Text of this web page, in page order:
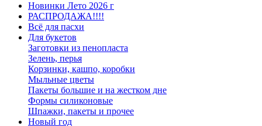
Новинки Лето 2026 г
РАСПРОДАЖА!!!!
Всё для пасхи
Для букетов
Заготовки из пенопласта
Зелень, перья
Корзинки, кашпо, коробки
Мыльные цветы
Пакеты большие и на жестком дне
Формы силиконовые
Шпажки, пакеты и прочее
Новый год